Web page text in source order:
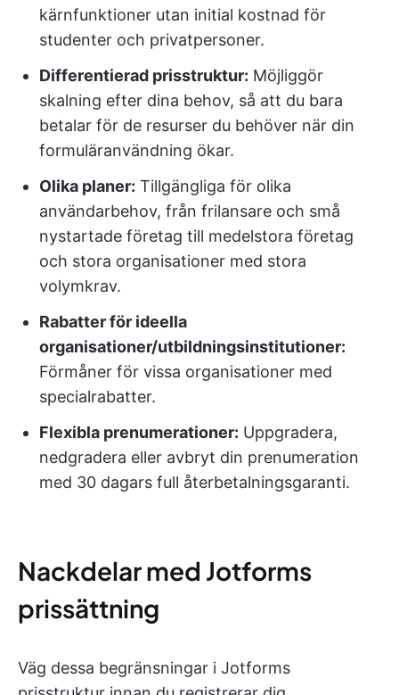
kärnfunktioner utan initial kostnad för
studenter och privatpersoner.
Differentierad prisstruktur: Möjliggör
skalning efter dina behov, så att du bara
betalar för de resurser du behöver när din
formuläranvändning ökar.
Olika planer: Tillgängliga för olika
användarbehov, från frilansare och små
nystartade företag till medelstora företag
och stora organisationer med stora
volymkrav.
Rabatter för ideella
organisationer/utbildningsinstitutioner:
Förmåner för vissa organisationer med
specialrabatter.
Flexibla prenumerationer: Uppgradera,
nedgradera eller avbryt din prenumeration
med 30 dagars full återbetalningsgaranti.
Nackdelar med Jotforms
prissättning
Väg dessa begränsningar i Jotforms